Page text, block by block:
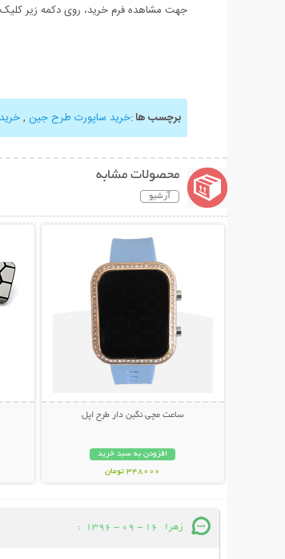
جهت مشاهده فرم خرید، روی دکمه زیر کلیک
برچسب ها:خرید ساپورت طرح جین ,
محصولات مشابه
آرشیو
نمایش توضیحات بیشتر
ساعت مچی نگین دار طرح اپل
افزودن به سبد خرید
348000 تومان
زهرا 16 - 09 - 1396
: